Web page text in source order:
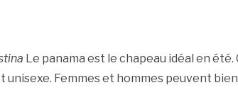
Le panama est le chapeau idéal en
unisexe. Femmes et hommes peuvent